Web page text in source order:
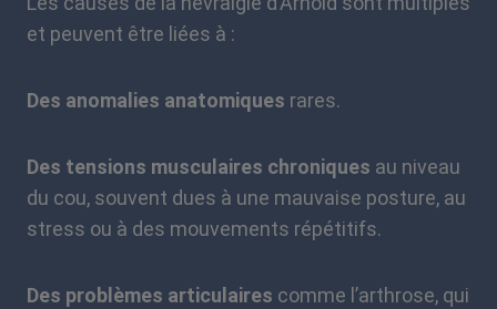
et peuvent être liées à :
Des anomalies anatomiques rares.
Des tensions musculaires chroniques au niveau
du cou, souvent dues à une mauvaise posture, au
stress ou à des mouvements répétitifs.
Des problèmes articulaires comme l’arthrose, qui